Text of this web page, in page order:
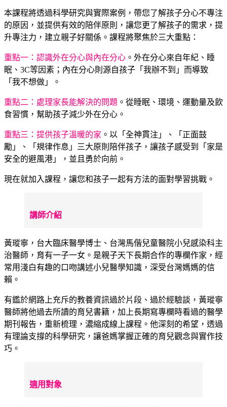
本課程將透過科學研究與實際案例，帶您了解孩子分心不專注
的原因，並提供有效的陪伴原則，讓您更了解孩子的需求，提
升專注力，建立親子好關係。課程將聚焦於三大重點：
重點一：認識外在分心與內在分心 。外在分心來自年紀、睡
眠、3C等因素；內在分心則源自孩子「我辦不到」而導致
「我不想做」。
重點二：處理家長能解決的問題 。從睡眠、環境、運動量及飲
食習慣，幫助孩子減少外在分心。
重點三：提供孩子溫暖的家 。以「全神貫注」、「正面鼓
勵」、「規律作息」三大原則陪伴孩子，讓孩子感受到「家是
安全的避風港」，並且勇於向前。
現在就加入課程，讓您和孩子一起有方法的面對學習挑戰。
講師介紹
黃瑽寧，台大臨床醫學博士、台灣馬偕兒童醫院小兒感染科主
治醫師，育有一子一女。是親子天下長期合作的專欄作家，經
常用淺白有趣的口吻講述小兒醫學知識，深受台灣媽媽的信
賴。
有鑑於網路上充斥的教養資訊過於片段、過於經驗談，黃瑽寧
醫師將他過去所讀的育兒書籍，加上長期寫專欄時看過的醫學
期刊報告，重新梳理，濃縮成線上課程。他深刻的希望，透過
有理論支撐的科學研究，讓爸媽掌握正確的育兒觀念與實作技
巧。
適用對象